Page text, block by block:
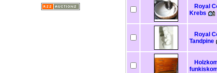
Royal
Krebs
Royal
Tandpine